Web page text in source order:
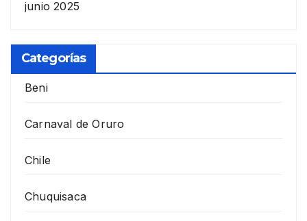
junio 2025
Categorías
Beni
Carnaval de Oruro
Chile
Chuquisaca